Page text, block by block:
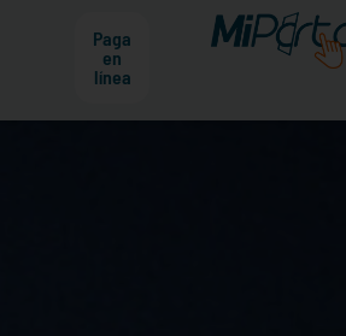
Paga
en
línea